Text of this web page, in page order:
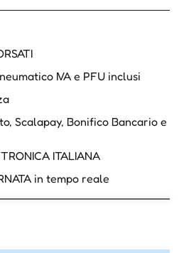
IVA e PFU inclusi
Scalapay, Bonifico Bancario e
ITALIANA
in tempo reale